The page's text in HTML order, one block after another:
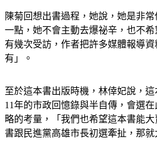
陳菊回想出書過程，她說，她是非
一點，她不會主動去爆祕辛，也不希
有幾次受訪，作者把許多媒體報導
有」。
至於這本書出版時機，林倖妃說，
11年的市政回憶錄與半自傳，會選
略的考量，「我們也希望這本書能
書跟民進黨高雄市長初選牽扯，那就